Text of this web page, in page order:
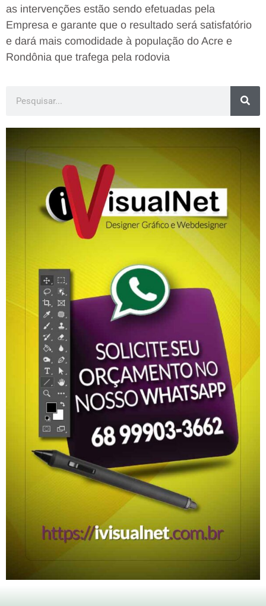
as intervenções estão sendo efetuadas pela
Empresa e garante que o resultado será satisfatório
e dará mais comodidade à população do Acre e
Rondônia que trafega pela rodovia